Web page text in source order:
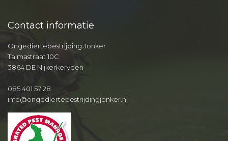
Contact informatie
Ongediertebestrijding Jonker
Talmastraat 10C
3864 DE Nijkerkerveen
085 401 57 28
info@ongediertebestrijdingjonker.nl